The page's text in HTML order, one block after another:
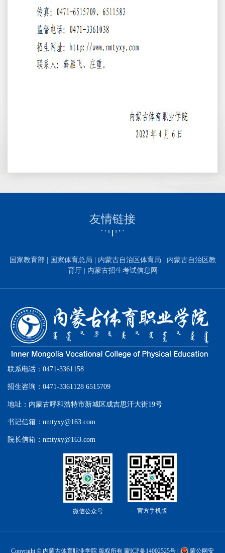
友情链接
国家教育部 国家体育总局 内蒙古自治区体育局
内蒙古自治区教
育厅
内蒙古招生考试信息网
联系电话：0471-3361158
招生咨询：0471-3361128 6515709
地址：内蒙古呼和浩特市新城区成吉思汗大街19号
书记信箱：nmtyxy@163.com
院长信箱：nmtyxy@163.com
微信公众号 官方手机版
Copyright © 内蒙古体育职业学院 版权所有 蒙ICP备14002525号 | 蒙公网安